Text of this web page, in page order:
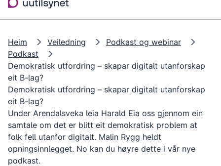
Heim Veiledning
Podkast og webinar
Podkast
Demokratisk utfordring – skapar digitalt utanforskap
eit B-lag?
Demokratisk utfordring – skapar digitalt utanforskap
eit B-lag?
Under Arendalsveka leia Harald Eia oss gjennom ein
samtale om det er blitt eit demokratisk problem at
folk fell utanfor digitalt. Malin Rygg heldt
opningsinnlegget. No kan du høyre dette i vår nye
podkast.